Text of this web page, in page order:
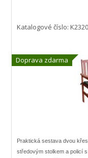
Doprava zdarma
Katalogové číslo:
Praktická sestava dvou
středovým stolkem a policí